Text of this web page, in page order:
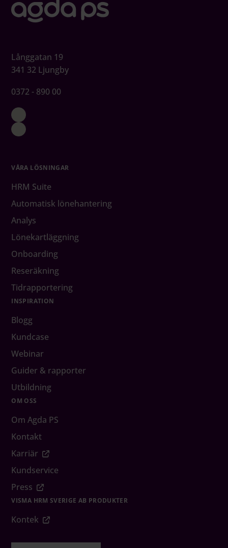
Långgatan 19
341 32 Ljungby
0372 - 890 00
VÅRA LÖSNINGAR
HRM Suite
Automatisk lönehantering
Analys
Lönekartläggning
Onboarding
Reseräkning
Tidrapportering
INSPIRATION
Blogg
Kundcase
Webinar
Guider & rapporter
Utbildning
OM OSS
Om Agda PS
Kontakt
Karriär
Kundservice
Press
VISMA HRM SVERIGE AB PRODUKTER
Kontek